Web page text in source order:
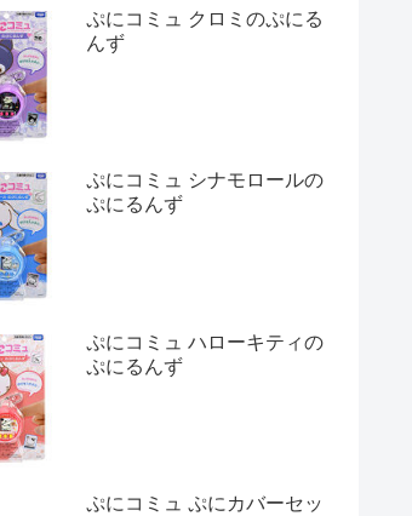
ぷにコミュ クロミのぷにる
んず
ぷにコミュ シナモロールの
ぷにるんず
ぷにコミュ ハローキティの
ぷにるんず
ぷにコミュ ぷにカバーセッ